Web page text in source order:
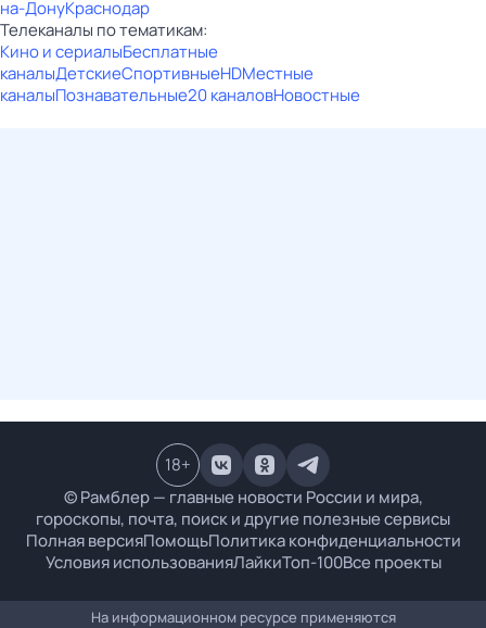
на-ДонуКраснодар
Телеканалы по тематикам:
Кино и сериалыБесплатные
каналыДетскиеСпортивныеHDМестные
каналыПознавательные20 каналовНовостные
© Рамблер — главные новости России и мира,
гороскопы, почта, поиск и другие полезные сервисы
Полная версияПомощьПолитика конфиденциальности
Условия использованияЛайкиТоп-100Все проекты
18+
На информационном ресурсе применяются